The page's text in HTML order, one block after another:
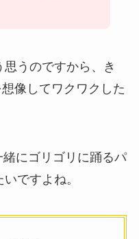
うのですから、き
像してワクワクした
にゴリゴリに踊るパ
ですよね。